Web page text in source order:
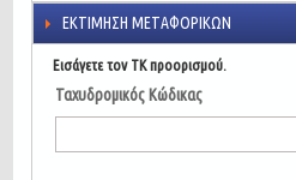
ΕΚΤΊΜΗΣΗ ΜΕΤΑΦΟΡΙΚΏΝ
Εισάγετε τον ΤΚ προορισμού.
Ταχυδρομικός Κώδικας